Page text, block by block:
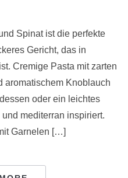
Spinat ist die perfekte
Gericht, das in
Cremige Pasta mit zarten
aromatischem Knoblauch
oder ein leichtes
mediterran inspiriert.
Garnelen […]